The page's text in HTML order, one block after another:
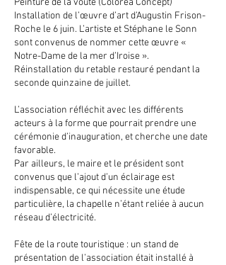
Peinture de la voûte (Colorea Concept)
Installation de l’œuvre d’art d’Augustin Frison-
Roche le 6 juin. L’artiste et Stéphane le Sonn
sont convenus de nommer cette œuvre «
Notre-Dame de la mer d’Iroise ».
Réinstallation du retable restauré pendant la
seconde quinzaine de juillet.
L’association réfléchit avec les différents
acteurs à la forme que pourrait prendre une
cérémonie d’inauguration, et cherche une date
favorable.
Par ailleurs, le maire et le président sont
convenus que l’ajout d’un éclairage est
indispensable, ce qui nécessite une étude
particulière, la chapelle n’étant reliée à aucun
réseau d’électricité.
Fête de la route touristique : un stand de
présentation de l’association était installé à